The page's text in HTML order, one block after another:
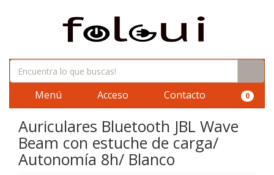
Menú Acceso Contacto 0
Auriculares Bluetooth JBL Wave
Beam con estuche de carga/
Autonomía 8h/ Blanco